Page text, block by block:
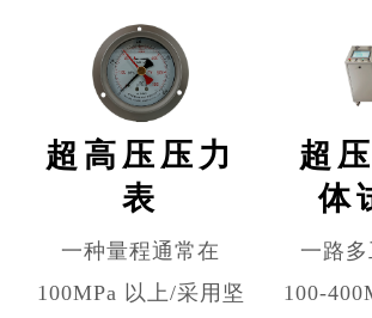
超高压压力
表
一种量程通常在
100MPa 以上/采用坚
超
体
一路
100-